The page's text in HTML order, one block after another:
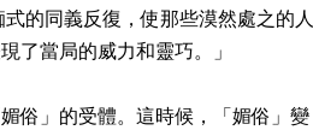
的同義反復，使那些漠然處之的人
了當局的威力和靈巧。」
俗」的受體。這時候，「媚俗」變